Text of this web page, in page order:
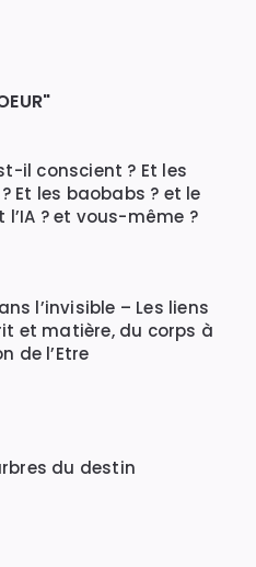
il conscient ? Et les
Et les baobabs ? et le
l’IA ? et vous-même ?
l’invisible – Les liens
et matière, du corps à
de l’Etre
du destin